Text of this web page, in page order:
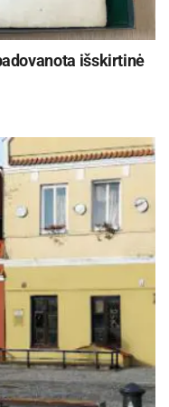
išskirtinė